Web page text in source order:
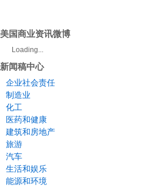
美国商业资讯微博
Loading...
新闻稿中心
企业社会责任
制造业
化工
医药和健康
建筑和房地产
旅游
汽车
生活和娱乐
能源和环境